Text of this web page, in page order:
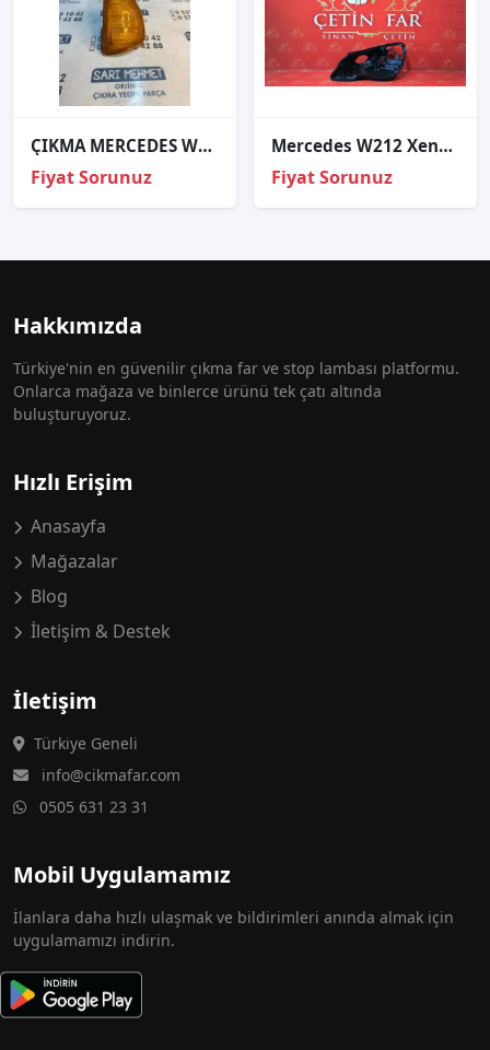
ÇIKMA MERCEDES W124 SİNYAL LAMBASI SOL
Fiyat Sorunuz
Mercedes W212 Xenon Sol Far Kasasi
Fiyat Sorunuz
Hakkımızda
Türkiye'nin en güvenilir çıkma far ve stop lambası platformu.
Onlarca mağaza ve binlerce ürünü tek çatı altında
buluşturuyoruz.
Hızlı Erişim
Anasayfa
Mağazalar
Blog
İletişim & Destek
İletişim
Türkiye Geneli
info@cikmafar.com
0505 631 23 31
Mobil Uygulamamız
İlanlara daha hızlı ulaşmak ve bildirimleri anında almak için
uygulamamızı indirin.